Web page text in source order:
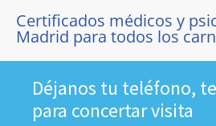
Certificados médicos y
Madrid para todos los
Déjanos tu teléfono,
para concertar visita